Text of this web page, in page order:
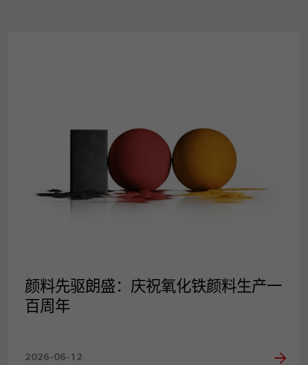
颜料先驱朗盛：庆祝氧化铁颜料生产一
百周年
2026-06-12